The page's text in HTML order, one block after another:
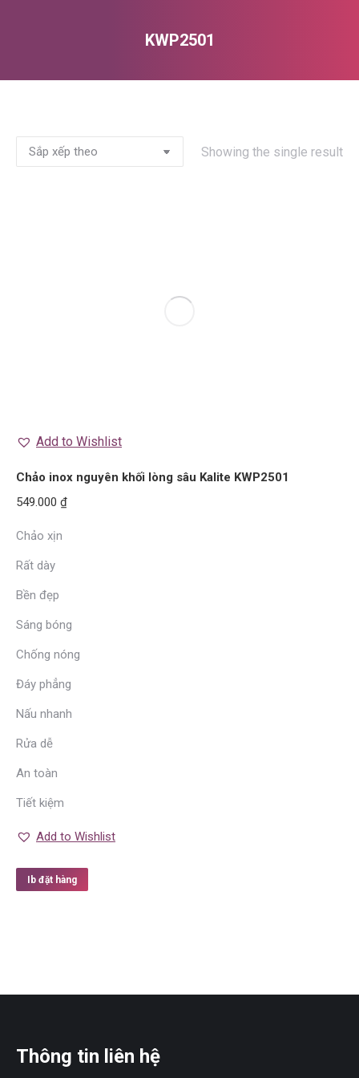
KWP2501
Showing the single result
Add to Wishlist
Chảo inox nguyên khối lòng sâu Kalite KWP2501
549.000 ₫
Chảo xịn
Rất dày
Bền đẹp
Sáng bóng
Chống nóng
Đáy phẳng
Nấu nhanh
Rửa dễ
An toàn
Tiết kiệm
Add to Wishlist
Ib đặt hàng
Thông tin liên hệ